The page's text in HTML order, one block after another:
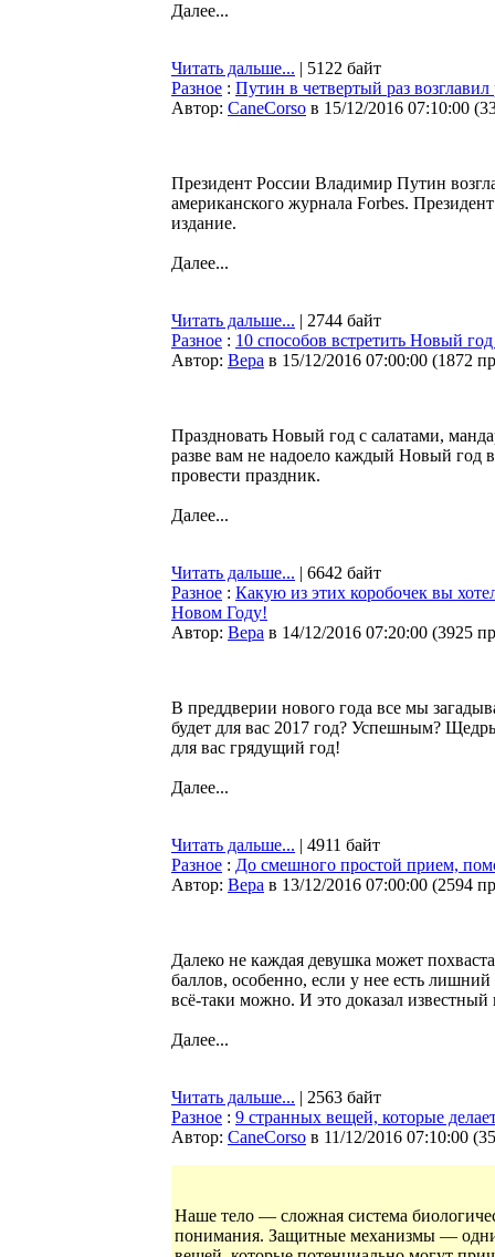
Далее...
Читать дальше... | 5122 байт
Разное : Путин в четвертый раз
Автор: CaneCorso в 15/12/2016 07:10:00 (
Президент России Владимир Путин
американского журнала Forbes.
издание.
Далее...
Читать дальше... | 2744 байт
Разное : 10 способов встретить Новый
Автор: Bepa в 15/12/2016 07:00:00 (1872
Праздновать Новый год с салатами,
разве вам не надоело каждый Новый год
провести праздник.
Далее...
Читать дальше... | 6642 байт
Разное : Какую из этих коробочек вы
Новом Году!
Автор: Bepa в 14/12/2016 07:20:00 (3925
В преддверии нового года все мы
будет для вас 2017 год? Успешным?
для вас грядущий год!
Далее...
Читать дальше... | 4911 байт
Разное : До смешного простой прием,
Автор: Bepa в 13/12/2016 07:00:00 (2594
Далеко не каждая девушка может
баллов, особенно, если у нее есть
всё-таки можно. И это доказал
Далее...
Читать дальше... | 2563 байт
Разное : 9 странных вещей, которые
Автор: CaneCorso в 11/12/2016 07:10:00 (
Наше тело — сложная система
понимания. Защитные механизмы —